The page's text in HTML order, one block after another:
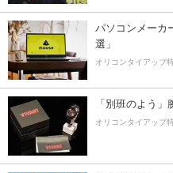
パソコンメーカ
選」
オリコンタイアップ
「別班のよう
オリコンタイアップ